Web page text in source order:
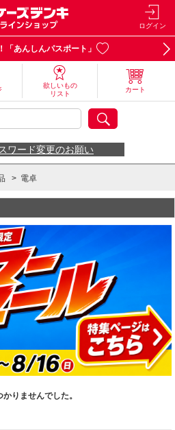
ログイン
「あんしんパスポート」
欲しいもの
リスト
カート
ワード変更のお願い
> 電卓
りませんでした。